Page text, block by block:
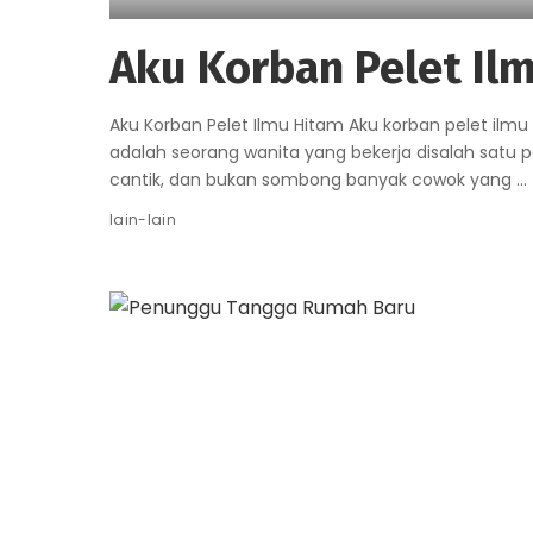
Aku Korban Pelet
Aku Korban Pelet Ilmu Hitam Aku korban pelet
adalah seorang wanita yang bekerja disalah satu
cantik, dan bukan sombong banyak cowok yang ...
lain-lain